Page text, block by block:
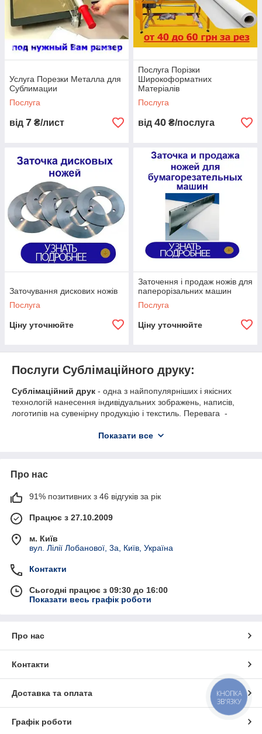
Услуга Порезки Металла для
Сублимации
Послуга
від 7 ₴/лист
Послуга Порізки
Широкоформатних
Матеріалів
Послуга
від 40 ₴/послуга
Заточування дискових ножів
Послуга
Ціну уточнюйте
Заточення і продаж ножів для
паперорізальних машин
Послуга
Ціну уточнюйте
Послуги Сублімаційного друку:
Сублімаційний друк - одна з найпопулярніших і якісних
технологій нанесення індивідуальних зображень, написів,
логотипів на сувенірну продукцію і текстиль. Перевага -
Чашках : кераміка, метал, скло
Фотокамінні, фоторамках, фотокристалах:
натуралний камінь, скло, пластик
Пазлах: різноманітних форм і кількістю елементів
Килимках для комп'ютерної мишки
Ми стежимо за новинками і наш асортимент постійно
заготовках - це дає можливість гарантувати
якісне нанесення і довговічність готової
Показати все
Про нас
91% позитивних з 46 відгуків за рік
Працює з 27.10.2009
м. Київ
вул. Лілії Лобанової, 3а, Київ, Україна
Контакти
Сьогодні працює з 09:30 до 16:00
Показати весь графік роботи
Про нас
Контакти
Доставка та оплата
Графік роботи
КНОПКА
ЗВ'ЯЗКУ